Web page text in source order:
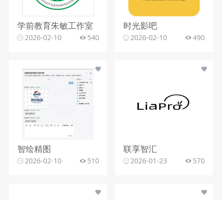
学前教育朱敏工作室
2026-02-10 540
时光影吧
2026-02-10 490
智绘精图
2026-02-10 510
联享智汇
2026-01-23 570